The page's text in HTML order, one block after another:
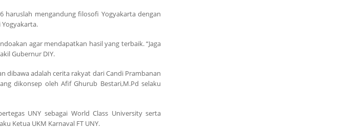
haruslah mengandung filosofi Yogyakarta dengan
agar mendapatkan hasil yang terbaik. “Jaga
Gubernur DIY.
dibawa adalah cerita rakyat dari Candi Prambanan
dikonsep oleh Afif Ghurub Bestari,M.Pd selaku
UNY sebagai World Class University serta
Ketua UKM Karnaval FT UNY.